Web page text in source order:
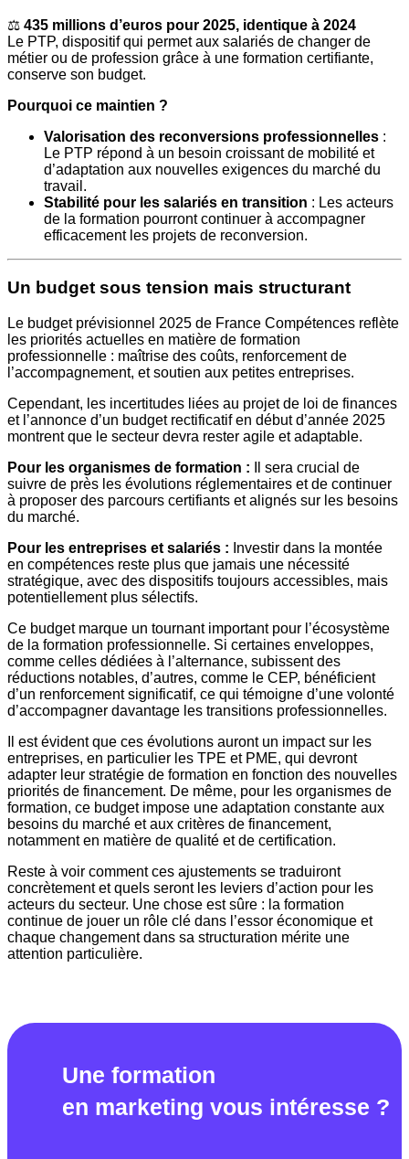
⚖️ 435 millions d’euros pour 2025, identique à 2024
Le PTP, dispositif qui permet aux salariés de changer de
métier ou de profession grâce à une formation certifiante,
conserve son budget.
Pourquoi ce maintien ?
Valorisation des reconversions professionnelles :
Le PTP répond à un besoin croissant de mobilité et
d’adaptation aux nouvelles exigences du marché du
travail.
Stabilité pour les salariés en transition : Les acteurs
de la formation pourront continuer à accompagner
efficacement les projets de reconversion.
Un budget sous tension mais structurant
Le budget prévisionnel 2025 de France Compétences reflète
les priorités actuelles en matière de formation
professionnelle : maîtrise des coûts, renforcement de
l’accompagnement, et soutien aux petites entreprises.
Cependant, les incertitudes liées au projet de loi de finances
et l’annonce d’un budget rectificatif en début d’année 2025
montrent que le secteur devra rester agile et adaptable.
Pour les organismes de formation : Il sera crucial de
suivre de près les évolutions réglementaires et de continuer
à proposer des parcours certifiants et alignés sur les besoins
du marché.
Pour les entreprises et salariés : Investir dans la montée
en compétences reste plus que jamais une nécessité
stratégique, avec des dispositifs toujours accessibles, mais
potentiellement plus sélectifs.
Ce budget marque un tournant important pour l’écosystème
de la formation professionnelle. Si certaines enveloppes,
comme celles dédiées à l’alternance, subissent des
réductions notables, d’autres, comme le CEP, bénéficient
d’un renforcement significatif, ce qui témoigne d’une volonté
d’accompagner davantage les transitions professionnelles.
Il est évident que ces évolutions auront un impact sur les
entreprises, en particulier les TPE et PME, qui devront
adapter leur stratégie de formation en fonction des nouvelles
priorités de financement. De même, pour les organismes de
formation, ce budget impose une adaptation constante aux
besoins du marché et aux critères de financement,
notamment en matière de qualité et de certification.
Reste à voir comment ces ajustements se traduiront
concrètement et quels seront les leviers d’action pour les
acteurs du secteur. Une chose est sûre : la formation
continue de jouer un rôle clé dans l’essor économique et
chaque changement dans sa structuration mérite une
attention particulière.
Une formation
en marketing vous intéresse ?